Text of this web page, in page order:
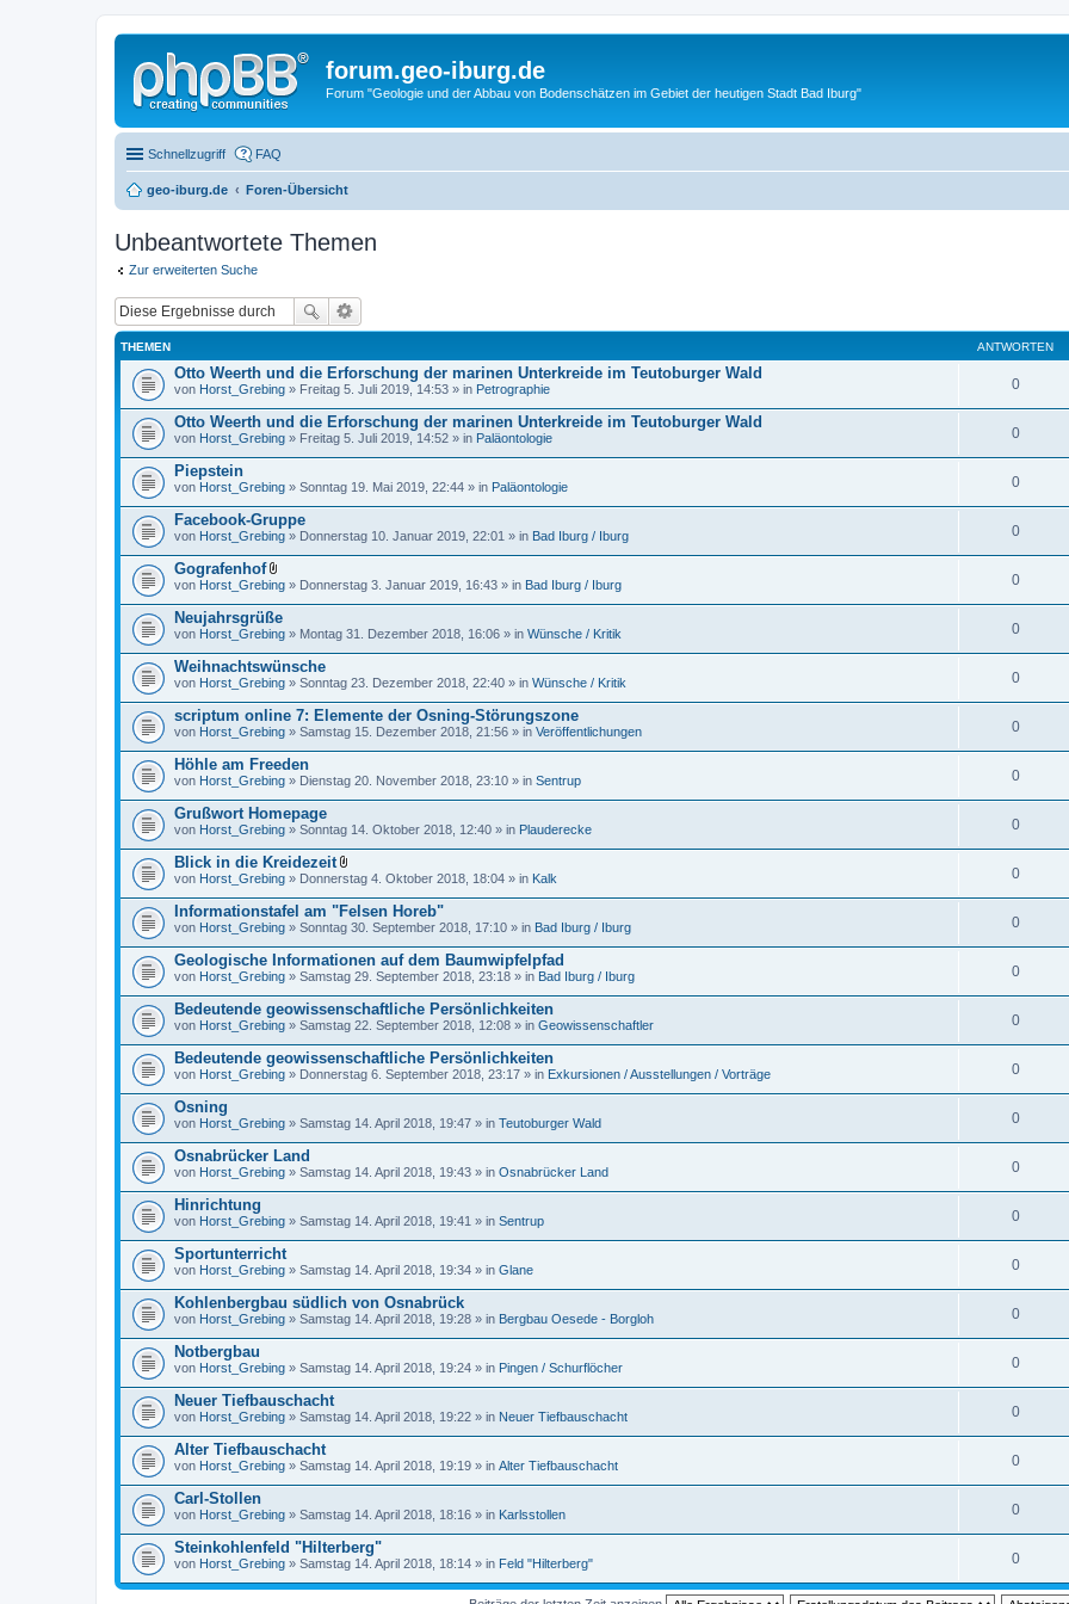
forum.geo-iburg.de
Forum "Geologie und der Abbau von Bodenschätzen im Gebiet der heutigen Stadt Bad Iburg"
Schnellzugriff FAQ
geo-iburg.de Foren-Übersicht
Unbeantwortete Themen
Zur erweiterten Suche
THEMEN ANTWORTEN
Otto Weerth und die Erforschung der marinen Unterkreide im Teutoburger Wald
von Horst_Grebing » Freitag 5. Juli 2019, 14:53 » in Petrographie 0
Otto Weerth und die Erforschung der marinen Unterkreide im Teutoburger Wald
von Horst_Grebing » Freitag 5. Juli 2019, 14:52 » in Paläontologie 0
Piepstein
von Horst_Grebing » Sonntag 19. Mai 2019, 22:44 » in Paläontologie 0
Facebook-Gruppe
von Horst_Grebing » Donnerstag 10. Januar 2019, 22:01 » in Bad Iburg / Iburg 0
Gografenhof
D
a
t
e
i
a
n
h
n
g
von Horst_Grebing » Donnerstag 3. Januar 2019, 16:43 » in Bad Iburg / Iburg 0
Neujahrsgrüße
von Horst_Grebing » Montag 31. Dezember 2018, 16:06 » in Wünsche / Kritik 0
Weihnachtswünsche
von Horst_Grebing » Sonntag 23. Dezember 2018, 22:40 » in Wünsche / Kritik 0
scriptum online 7: Elemente der Osning-Störungszone
von Horst_Grebing » Samstag 15. Dezember 2018, 21:56 » in Veröffentlichungen 0
Höhle am Freeden
von Horst_Grebing » Dienstag 20. November 2018, 23:10 » in Sentrup 0
Grußwort Homepage
von Horst_Grebing » Sonntag 14. Oktober 2018, 12:40 » in Plauderecke 0
Blick in die Kreidezeit
D
t
e
a
n
h
n
g
von Horst_Grebing » Donnerstag 4. Oktober 2018, 18:04 » in Kalk 0
Informationstafel am "Felsen Horeb"
von Horst_Grebing » Sonntag 30. September 2018, 17:10 » in Bad Iburg / Iburg 0
Geologische Informationen auf dem Baumwipfelpfad
von Horst_Grebing » Samstag 29. September 2018, 23:18 » in Bad Iburg / Iburg 0
Bedeutende geowissenschaftliche Persönlichkeiten
von Horst_Grebing » Samstag 22. September 2018, 12:08 » in Geowissenschaftler 0
Bedeutende geowissenschaftliche Persönlichkeiten
von Horst_Grebing » Donnerstag 6. September 2018, 23:17 » in Exkursionen / Ausstellungen / Vorträge 0
Osning
von Horst_Grebing » Samstag 14. April 2018, 19:47 » in Teutoburger Wald 0
Osnabrücker Land
von Horst_Grebing » Samstag 14. April 2018, 19:43 » in Osnabrücker Land 0
Hinrichtung
von Horst_Grebing » Samstag 14. April 2018, 19:41 » in Sentrup 0
Sportunterricht
von Horst_Grebing » Samstag 14. April 2018, 19:34 » in Glane 0
Kohlenbergbau südlich von Osnabrück
von Horst_Grebing » Samstag 14. April 2018, 19:28 » in Bergbau Oesede - Borgloh 0
Notbergbau
von Horst_Grebing » Samstag 14. April 2018, 19:24 » in Pingen / Schurflöcher 0
Neuer Tiefbauschacht
von Horst_Grebing » Samstag 14. April 2018, 19:22 » in Neuer Tiefbauschacht 0
Alter Tiefbauschacht
von Horst_Grebing » Samstag 14. April 2018, 19:19 » in Alter Tiefbauschacht 0
Carl-Stollen
von Horst_Grebing » Samstag 14. April 2018, 18:16 » in Karlsstollen 0
Steinkohlenfeld "Hilterberg"
von Horst_Grebing » Samstag 14. April 2018, 18:14 » in Feld "Hilterberg" 0